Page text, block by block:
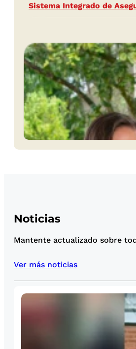
Sistema Integrado de
Noticias
Mantente actualizado sobre
Ver más noticias